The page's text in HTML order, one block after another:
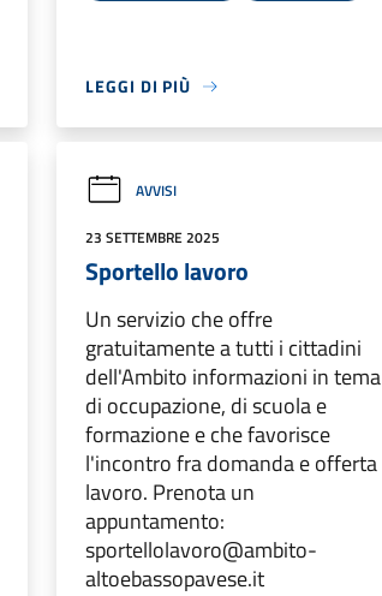
LEGGI DI PIÙ
AVVISI
23 SETTEMBRE 2025
Sportello lavoro
Un servizio che offre
gratuitamente a tutti i cittadini
dell'Ambito informazioni in tema
di occupazione, di scuola e
formazione e che favorisce
l'incontro fra domanda e offerta
lavoro. Prenota un
appuntamento:
sportellolavoro@ambito-
altoebassopavese.it